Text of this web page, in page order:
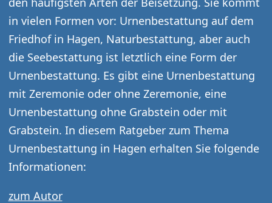
in vielen Formen vor: Urnenbestattung auf dem
Friedhof in Hagen, Naturbestattung, aber auch
die Seebestattung ist letztlich eine Form der
Urnenbestattung. Es gibt eine Urnenbestattung
mit Zeremonie oder ohne Zeremonie, eine
Urnenbestattung ohne Grabstein oder mit
Grabstein. In diesem Ratgeber zum Thema
Urnenbestattung in Hagen erhalten Sie folgende
Informationen:
zum Autor